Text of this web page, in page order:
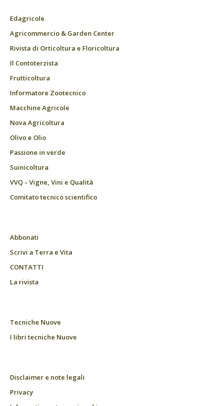
Edagricole
Agricommercio & Garden Center
Rivista di Orticoltura e Floricoltura
Il Contoterzista
Frutticoltura
Informatore Zootecnico
Macchine Agricole
Nova Agricoltura
Olivo e Olio
Passione in verde
Suinicoltura
VVQ – Vigne, Vini e Qualità
Comitato tecnico scientifico
Abbonati
Scrivi a Terra e Vita
CONTATTI
La rivista
Tecniche Nuove
I libri tecniche Nuove
Disclaimer e note legali
Privacy